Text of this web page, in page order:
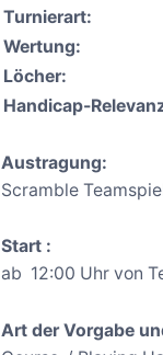
Turnierart:
Wertung:
Löcher:
Handicap-
Austragung:
Scramble
Start :
ab 12:00 Uhr von
Art der Vorgabe